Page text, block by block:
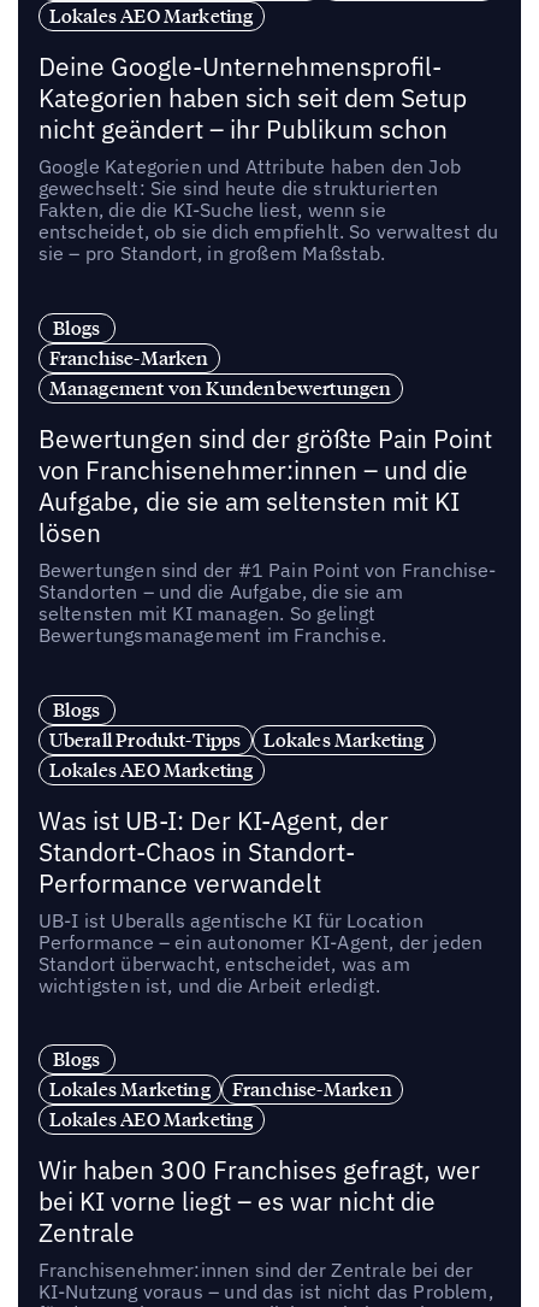
Lokales AEO Marketing
Deine Google-Unternehmensprofil-
Kategorien haben sich seit dem Setup
nicht geändert – ihr Publikum schon
Google Kategorien und Attribute haben den Job
gewechselt: Sie sind heute die strukturierten
Fakten, die die KI-Suche liest, wenn sie
entscheidet, ob sie dich empfiehlt. So verwaltest du
sie – pro Standort, in großem Maßstab.
Blogs
Franchise-Marken
Management von Kundenbewertungen
Bewertungen sind der größte Pain Point
von Franchisenehmer:innen – und die
Aufgabe, die sie am seltensten mit KI
lösen
Bewertungen sind der #1 Pain Point von Franchise-
Standorten – und die Aufgabe, die sie am
seltensten mit KI managen. So gelingt
Bewertungsmanagement im Franchise.
Blogs
Uberall Produkt-Tipps
Lokales Marketing
Lokales AEO Marketing
Was ist UB-I: Der KI-Agent, der
Standort-Chaos in Standort-
Performance verwandelt
UB-I ist Uberalls agentische KI für Location
Performance – ein autonomer KI-Agent, der jeden
Standort überwacht, entscheidet, was am
wichtigsten ist, und die Arbeit erledigt.
Blogs
Lokales Marketing
Franchise-Marken
Lokales AEO Marketing
Wir haben 300 Franchises gefragt, wer
bei KI vorne liegt – es war nicht die
Zentrale
Franchisenehmer:innen sind der Zentrale bei der
KI-Nutzung voraus – und das ist nicht das Problem,